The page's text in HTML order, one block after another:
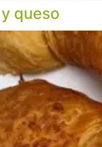
queso